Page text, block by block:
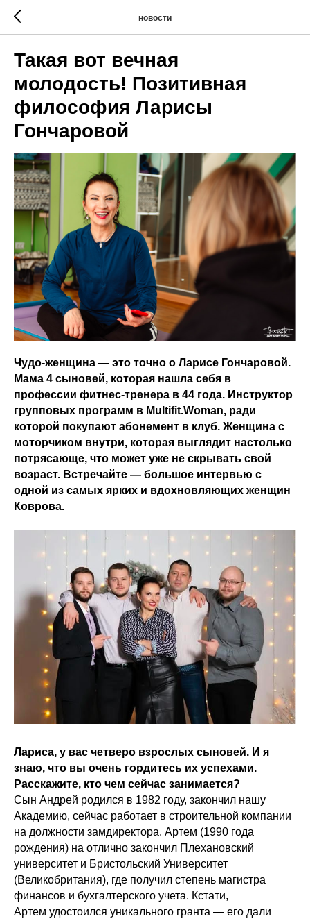
новости
Такая вот вечная
молодость! Позитивная
философия Ларисы
Гончаровой
Чудо-женщина — это точно о Ларисе Гончаровой.
Мама 4 сыновей, которая нашла себя в
профессии фитнес-тренера в 44 года. Инструктор
групповых программ в Multifit.Woman, ради
которой покупают абонемент в клуб. Женщина с
моторчиком внутри, которая выглядит настолько
потрясающе, что может уже не скрывать свой
возраст. Встречайте — большое интервью с
одной из самых ярких и вдохновляющих женщин
Коврова.
Лариса, у вас четверо взрослых сыновей. И я
знаю, что вы очень гордитесь их успехами.
Расскажите, кто чем сейчас занимается?
Сын Андрей родился в 1982 году, закончил нашу
Академию, сейчас работает в строительной компании
на должности замдиректора. Артем (1990 года
рождения) на отлично закончил Плехановский
университет и Бристольский Университет
(Великобритания), где получил степень магистра
финансов и бухгалтерского учета. Кстати,
Артем удостоился уникального гранта — его дали